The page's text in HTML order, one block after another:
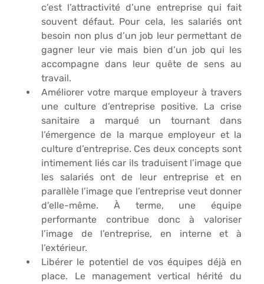
c’est l’attractivité d’une entreprise qui fait
souvent défaut. Pour cela, les salariés ont
besoin non plus d’un job leur permettant de
gagner leur vie mais bien d’un job qui les
accompagne dans leur quête de sens au
travail.
Améliorer votre marque employeur à travers
une culture d’entreprise positive. La crise
sanitaire a marqué un tournant dans
l’émergence de la marque employeur et la
culture d’entreprise. Ces deux concepts sont
intimement liés car ils traduisent l’image que
les salariés ont de leur entreprise et en
parallèle l’image que l’entreprise veut donner
d'elle-même. À terme, une équipe
performante contribue donc à valoriser
l’image de l’entreprise, en interne et à
l’extérieur.
Libérer le potentiel de vos équipes déjà en
place. Le management vertical hérité du